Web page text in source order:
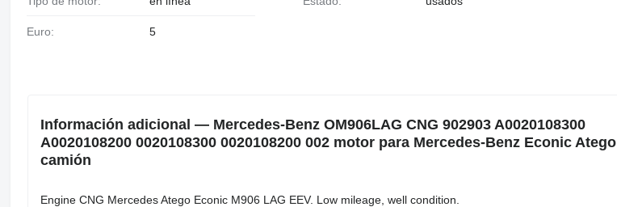
Euro: 5
Información adicional — Mercedes-Benz OM906LAG CNG 902903 A0020108300
A0020108200 0020108300 0020108200 002 motor para Mercedes-Benz Econic Atego
camión
Engine CNG Mercedes Atego Econic M906 LAG EEV. Low mileage, well condition.